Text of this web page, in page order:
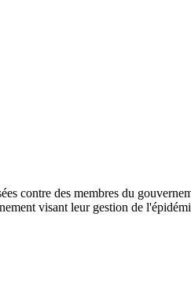
visant leur gestion de